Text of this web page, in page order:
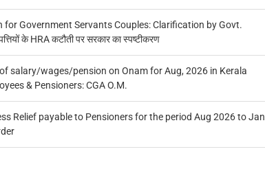
for Government Servants Couples: Clarification by Govt.
के HRA कटौती पर सरकार का स्पष्टीकरण
salary/wages/pension on Onam for Aug, 2026 in Kerala
& Pensioners: CGA O.M.
Relief payable to Pensioners for the period Aug 2026 to Jan